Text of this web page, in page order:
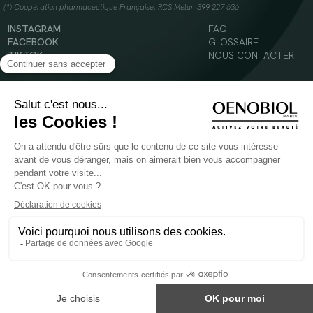
(1) Coopération pharmaceutique Française, RCS Melun 399 227 636
INSTAGRAM
FACEBOOK
TIKTOK
YOUTUBE
FAQ
GLOSSAIRE
NOUS CONTACTER
© 2024 Oenobiol Paris
Mentions légales
Politique en matière de cookies
POUR VOTRE SANTÉ, MANGEZ AU MOINS CINQ FRUITS ET LÉGUMES PAR JOUR -
Les complément alimentaires doivent être utilisés dans le cadre d'un mode de vie sain et
ne pas être utilisés comme substituts d'un régimes alimentaire varié et équilibré.